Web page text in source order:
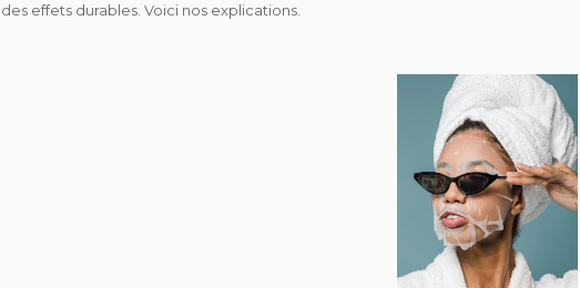
des effets durables. Voici nos explications.